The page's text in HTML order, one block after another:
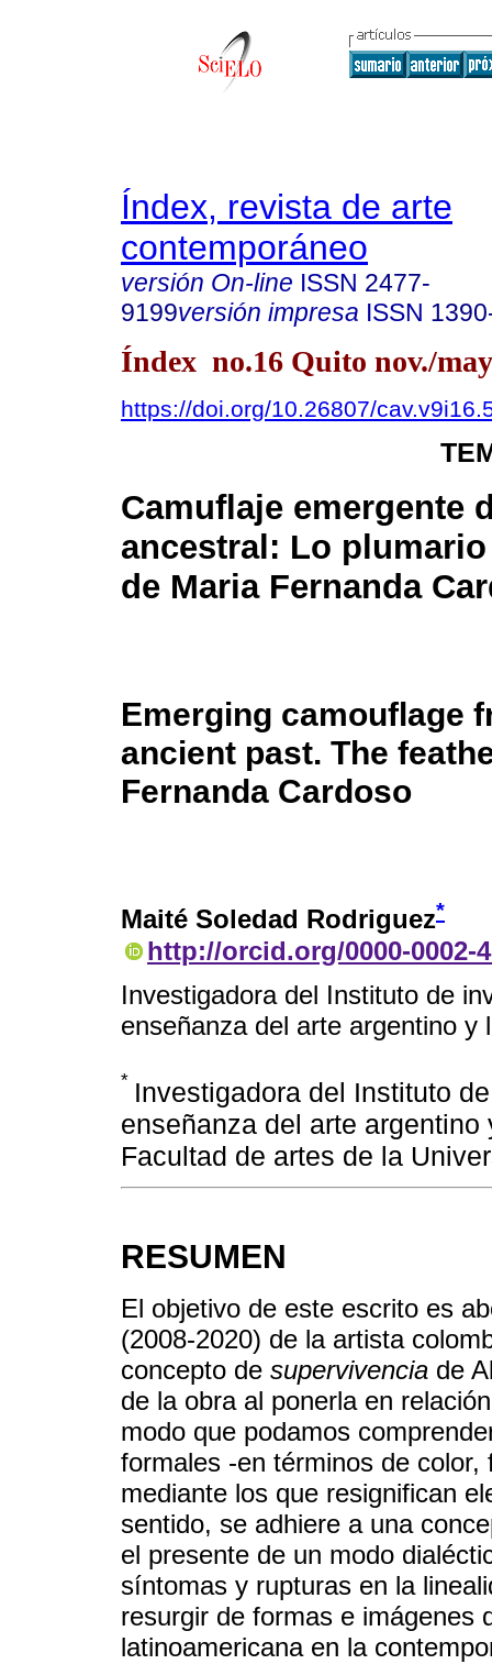
Índex, revista de arte
contemporáneo
versión On-line ISSN 2477-
9199versión impresa ISSN
Índex no.16 Quito nov./
https://doi.org/10.26807/
Camuflaje emergente
ancestral: Lo
de Maria Fernanda
Emerging camouflage
ancient past. The
Fernanda Cardoso
Maité Soledad Rodriguez*
http://orcid.org/0000-0002-
Investigadora del Instituto de
enseñanza del arte argentino y
* Investigadora del Instituto
enseñanza del arte
Facultad de artes de la
RESUMEN
El objetivo de este escrito es
(2008-2020) de la artista
concepto de supervivencia de
de la obra al ponerla en
modo que podamos
formales -en términos de
mediante los que resignifican
sentido, se adhiere a una
el presente de un modo
síntomas y rupturas en la
resurgir de formas e imágenes
latinoamericana en la